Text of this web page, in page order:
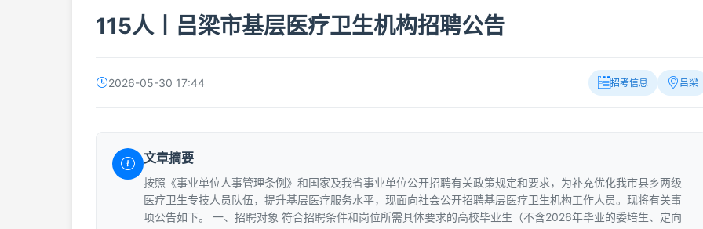
115人丨吕梁市基层医疗卫生机构招聘公告
2026-05-30 17:44 招考信息 吕梁
文章摘要
按照《事业单位人事管理条例》和国家及我省事业单位公开招聘有关政策规定和要求，为补充优化我市县乡两级
医疗卫生专技人员队伍，提升基层医疗服务水平，现面向社会公开招聘基层医疗卫生机构工作人员。现将有关事
项公告如下。 一、招聘对象 符合招聘条件和岗位所需具体要求的高校毕业生（不含2026年毕业的委培生、定向